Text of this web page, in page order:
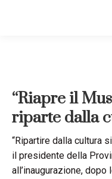
“Riapre il
riparte dalla
“Ripartire dalla cultura
il presidente della
all’inaugurazione,